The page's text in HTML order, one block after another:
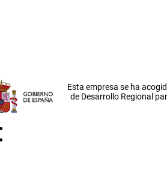
Esta empresa se ha
de Desarrollo Regional